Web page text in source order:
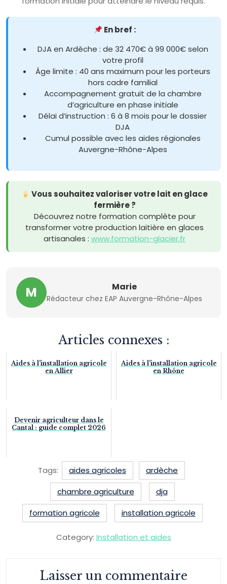
En bref :
DJA en Ardèche : de 32 470€ à 99 000€ selon
votre profil
Âge limite : 40 ans maximum pour les porteurs
hors cadre familial
Accompagnement gratuit de la chambre
d’agriculture en phase initiale
Délai d’instruction : 6 à 8 mois pour le dossier
DJA
Cumul possible avec les aides régionales
Auvergne-Rhône-Alpes
Vous souhaitez valoriser votre lait en glace
fermière ?
Découvrez notre formation complète pour
transformer votre production laitière en glaces
artisanales : www.formation-glacier.fr
M Marie
Rédacteur chez EAP Auvergne-Rhône-Alpes
Articles connexes :
Aides à l'installation agricole
en Allier
Aides à l'installation agricole
en Rhône
Devenir agriculteur dans le
Cantal : guide complet 2026
Tags: aides agricoles
ardèche
chambre agriculture
dja
formation agricole
installation agricole
Category: Installation et aides
Laisser un commentaire